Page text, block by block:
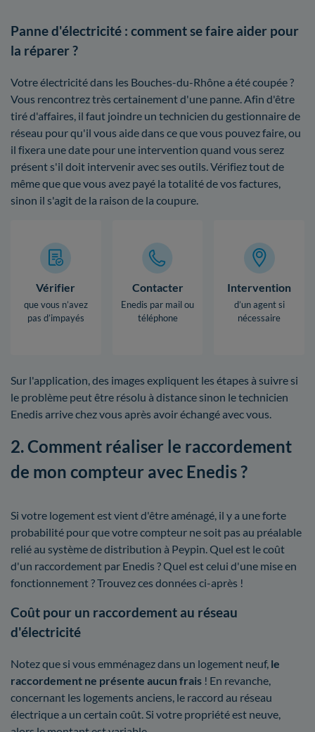
Panne d'électricité : comment se faire aider pour
la réparer ?
Votre électricité dans les Bouches-du-Rhône a été coupée ?
Vous rencontrez très certainement d'une panne. Afin d'être
tiré d'affaires, il faut joindre un technicien du gestionnaire de
réseau pour qu'il vous aide dans ce que vous pouvez faire, ou
il fixera une date pour une intervention quand vous serez
présent s'il doit intervenir avec ses outils. Vérifiez tout de
même que que vous avez payé la totalité de vos factures,
sinon il s'agit de la raison de la coupure.
Vérifier
que vous n’avez
pas d’impayés
Contacter
Enedis par mail ou
téléphone
Intervention
d’un agent si
nécessaire
Sur l'application, des images expliquent les étapes à suivre si
le problème peut être résolu à distance sinon le technicien
Enedis arrive chez vous après avoir échangé avec vous.
2. Comment réaliser le raccordement
de mon compteur avec Enedis ?
Si votre logement est vient d'être aménagé, il y a une forte
probabilité pour que votre compteur ne soit pas au préalable
relié au système de distribution à Peypin. Quel est le coût
d'un raccordement par Enedis ? Quel est celui d'une mise en
fonctionnement ? Trouvez ces données ci-après !
Coût pour un raccordement au réseau
d'électricité
Notez que si vous emménagez dans un logement neuf, le
raccordement ne présente aucun frais ! En revanche,
concernant les logements anciens, le raccord au réseau
électrique a un certain coût. Si votre propriété est neuve,